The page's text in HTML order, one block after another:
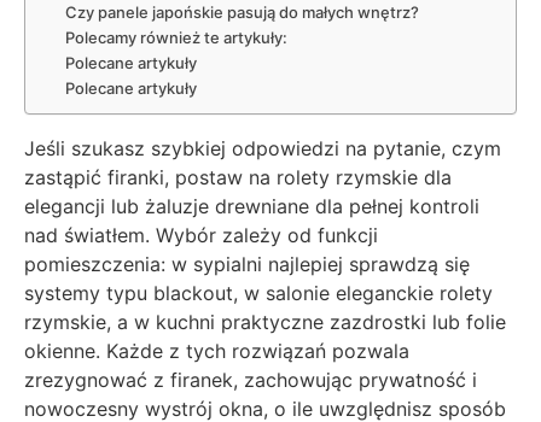
Czy panele japońskie pasują do małych wnętrz?
Polecamy również te artykuły:
Polecane artykuły
Polecane artykuły
Jeśli szukasz szybkiej odpowiedzi na pytanie, czym
zastąpić firanki, postaw na rolety rzymskie dla
elegancji lub żaluzje drewniane dla pełnej kontroli
nad światłem. Wybór zależy od funkcji
pomieszczenia: w sypialni najlepiej sprawdzą się
systemy typu blackout, w salonie eleganckie rolety
rzymskie, a w kuchni praktyczne zazdrostki lub folie
okienne. Każde z tych rozwiązań pozwala
zrezygnować z firanek, zachowując prywatność i
nowoczesny wystrój okna, o ile uwzględnisz sposób